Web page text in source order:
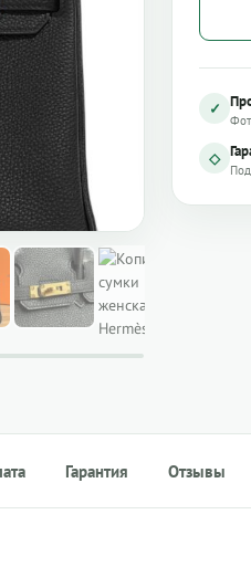
✓
◇
Гарантия Отзывы